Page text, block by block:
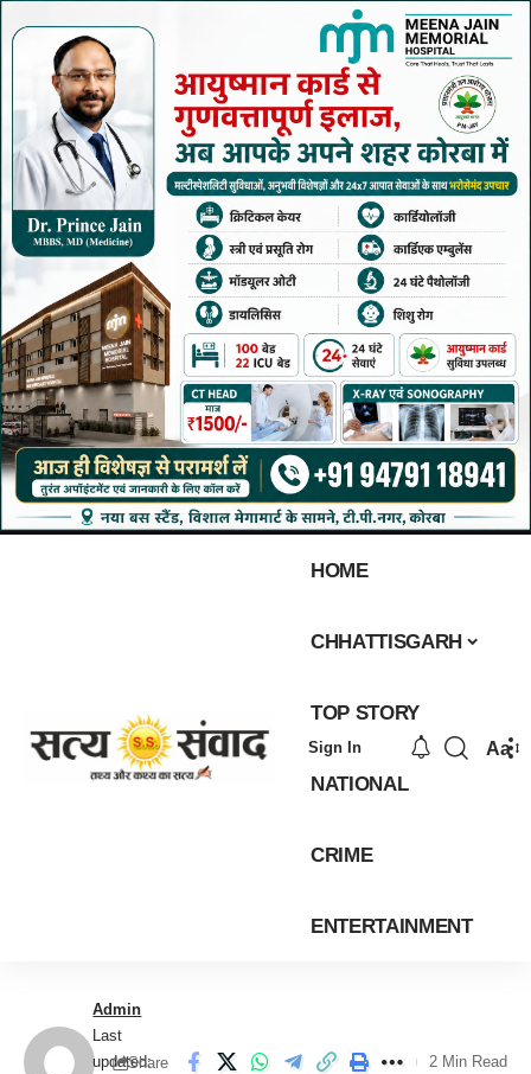
HOME
CHHATTISGARH
TOP STORY
NATIONAL
CRIME
ENTERTAINMENT
Sign In Aa
Last
updated:
Admin
Share 2 Min Read